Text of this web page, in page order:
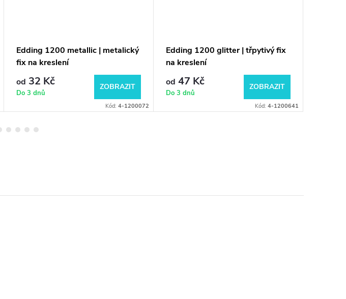
Edding 1200 metallic | metalický
fix na kreslení
od 32 Kč
Do 3 dnů
ZOBRAZIT
Kód: 4-1200072
Edding 1200 glitter | třpytivý fix
na kreslení
od 47 Kč
Do 3 dnů
ZOBRAZIT
Kód: 4-1200641